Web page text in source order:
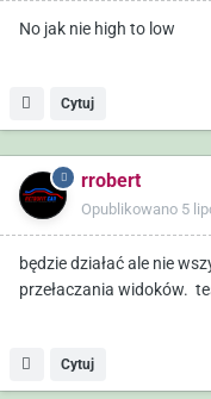
No jak nie high to low
Cytuj
rrobert
Opublikowano 5
będzie działać ale nie
przełaczania widoków.
Cytuj